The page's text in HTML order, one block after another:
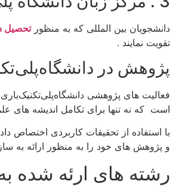
دانشجویان بین المللی که به منظورتحصیل
تقویت نمایند .
پژوهش در
فعالیت های پژوهشی
است که نه تنها برای تکامل اندیشه های
با استفاده از تحقیقات کاربردی اختصاص
و پژوهش های خود را به منظور ارائه به
رشته های ارئه شده